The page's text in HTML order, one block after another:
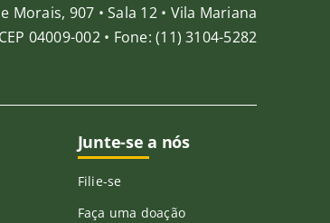
Morais, 907 • Sala 12 • Vila Mariana
04009-002 • Fone: (11) 3104-5282
Junte-se a nós
Filie-se
Faça uma doação